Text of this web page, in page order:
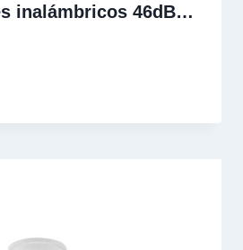
inalámbricos 46dB…